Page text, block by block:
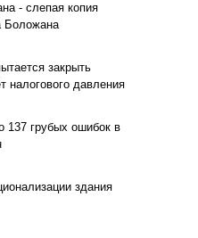
- слепая копия
Боложана
закрыть
давления
137 грубых ошибок в
здания